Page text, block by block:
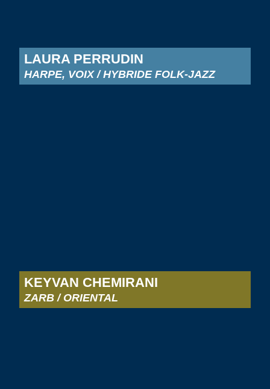
LAURA PERRUDIN
HARPE, VOIX / HYBRIDE FOLK-JAZZ
KEYVAN CHEMIRANI
ZARB / ORIENTAL